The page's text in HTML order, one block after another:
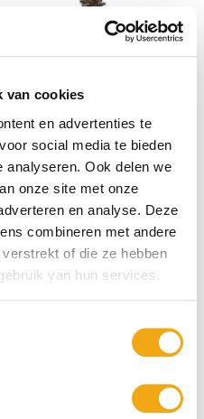
van cookies
en advertenties te
social media te bieden
analyseren. Ook delen we
onze site met onze
en analyse. Deze
combineren met andere
of die ze hebben
van hun services.
Hoogte 69,3 cm
€ 859,50
Paard - Lengte 220 cm